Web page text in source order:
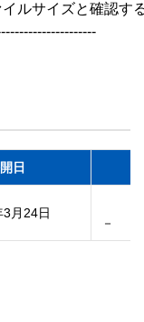
サイズと確認す
日
3月24日